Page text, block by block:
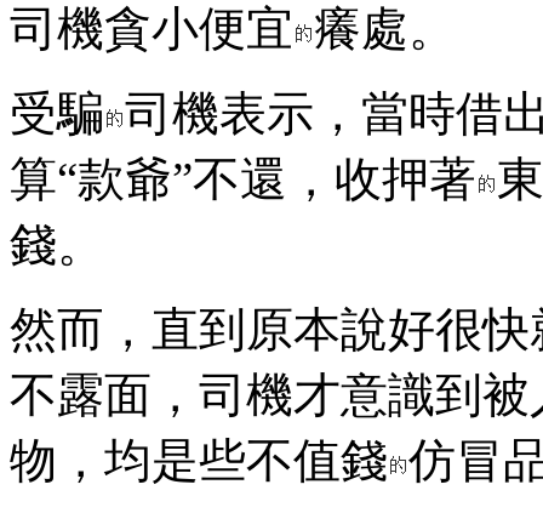
司機貪小便宜 癢處。
受騙 司機表示，當時借
算“款爺”不還，收押著
錢。
然而，直到原本說好很
不露面，司機才意識到
物，均是些不值錢 仿冒